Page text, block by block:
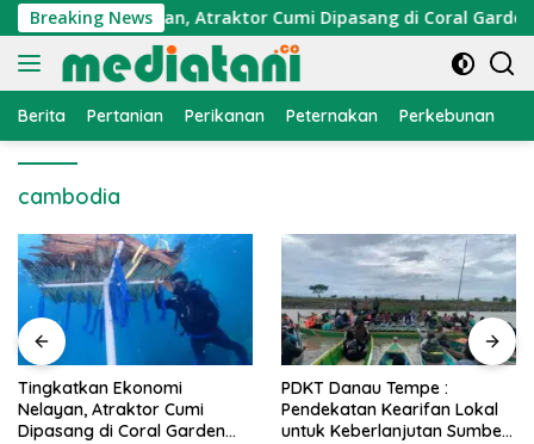
Langsung
ke
konten
Breaking News
Nelayan, Atraktor Cumi Dipasang di Coral Garden
Berita Pertanian Perikanan Peternakan Perkebunan
cambodia
PDKT Danau Tempe :
Pendekatan Kearifan Lokal
untuk Keberlanjutan Sumber
Cara Mengatasi
PMK pada Sapi
Alami dan Medis